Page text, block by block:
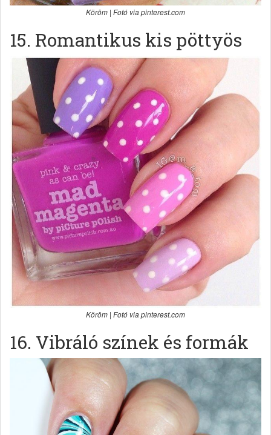
Köröm | Fotó via pinterest.com
15. Romantikus kis pöttyös
Köröm | Fotó via pinterest.com
16. Vibráló színek és formák